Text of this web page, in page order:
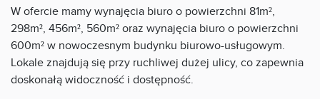
W ofercie mamy wynajęcia biuro o powierzchni 81m²,
298m², 456m², 560m² oraz wynajęcia biuro o powierzchni
600m² w nowoczesnym budynku biurowo-usługowym.
Lokale znajdują się przy ruchliwej dużej ulicy, co zapewnia
doskonałą widoczność i dostępność.